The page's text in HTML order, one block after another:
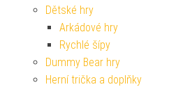
Dětské hry
Arkádové hry
Rychlé šípy
Dummy Bear hry
Herní trička a doplňky